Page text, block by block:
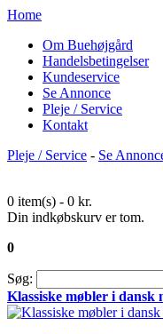
Home
Om Buehøjgård
Handelsbetingelser
Kundeservice
Se Annonce
Pleje / Service
Kontakt
Pleje / Service - Se
0 item(s) - 0 kr.
Din indkøbskurv er tom.
0
Søg:
Klassiske møbler i dansk